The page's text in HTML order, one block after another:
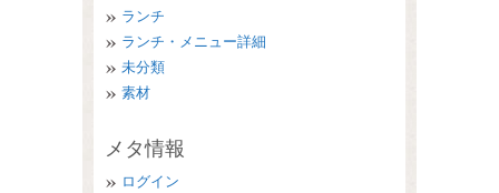
ランチ
ランチ・メニュー詳細
未分類
素材
メタ情報
ログイン